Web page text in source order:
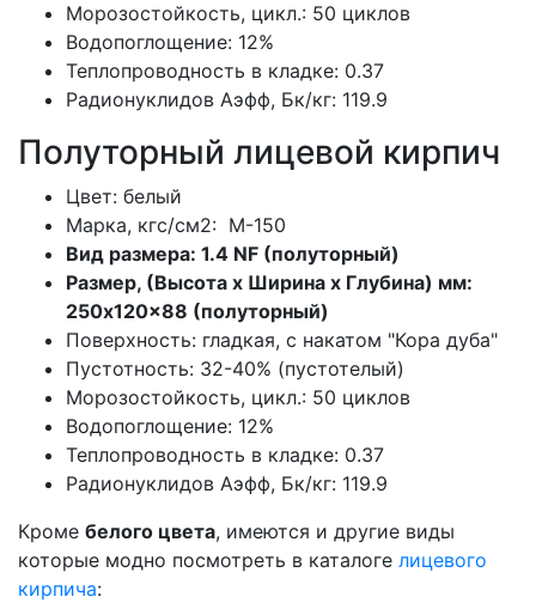
Морозостойкость, цикл.: 50 циклов
Водопоглощение: 12%
Теплопроводность в кладке: 0.37
Радионуклидов Аэфф, Бк/кг: 119.9
Полуторный лицевой кирпич
Цвет: белый
Марка, кгс/см2: M-150
Вид размера: 1.4 NF (полуторный)
Размер, (Высота х Ширина х Глубина) мм:
250x120x88 (полуторный)
Поверхность: гладкая, с накатом "Кора дуба"
Пустотность: 32-40% (пустотелый)
Морозостойкость, цикл.: 50 циклов
Водопоглощение: 12%
Теплопроводность в кладке: 0.37
Радионуклидов Аэфф, Бк/кг: 119.9
Кроме белого цвета, имеются и другие виды
которые модно посмотреть в каталоге лицевого
кирпича: